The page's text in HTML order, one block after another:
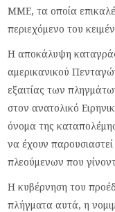
ΜΜΕ, τα οποία
περιεχόμενο του
Η αποκάλυψη
αμερικανικού
εξαιτίας των
στον ανατολικό
όνομα της
να έχουν
πλεούμενων που
Η κυβέρνηση του
πλήγματα αυτά, η